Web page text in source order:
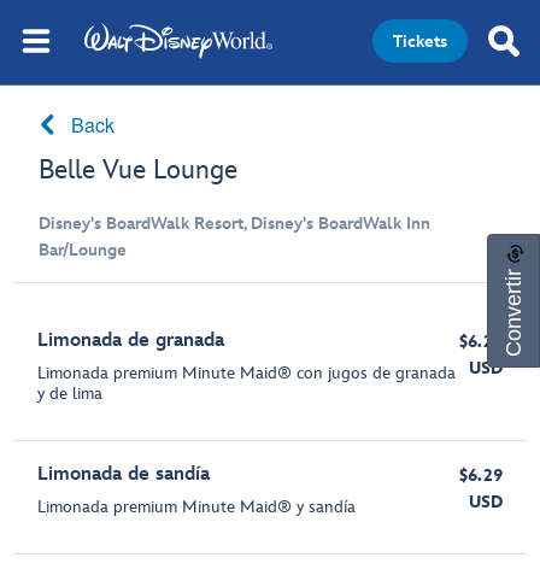
Tickets
Back
Belle Vue Lounge
Disney's BoardWalk Resort, Disney's BoardWalk Inn
Bar/Lounge
Limonada de granada
Limonada premium Minute Maid® con jugos de granada
y de lima
$6.29
USD
Limonada de sandía
Limonada premium Minute Maid® y sandía
$6.29
USD
Convertir